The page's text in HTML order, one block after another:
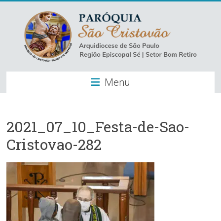
content
Paróquia
São
–
Luz
Arquidiocese
São
Paulo
Menu
2021_07_10_Festa-de-Sao-
Cristovao-282